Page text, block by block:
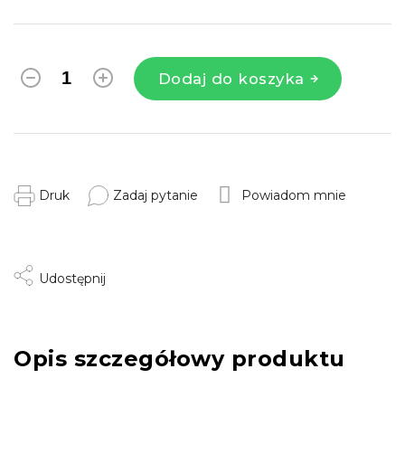
Dodaj do koszyka
Druk Zadaj pytanie Powiadom mnie
Udostępnij
Opis szczegółowy produktu